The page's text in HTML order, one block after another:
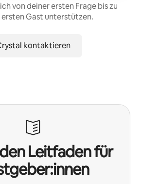
von deiner ersten Frage bis zu
Gast unterstützen.
kontaktieren
Leitfaden für